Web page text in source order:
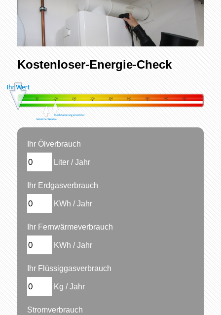
Kostenloser-Energie-Check
Ihr Ölverbrauch
Liter / Jahr
Ihr Erdgasverbrauch
KWh / Jahr
Ihr Fernwärmeverbrauch
KWh / Jahr
Ihr Flüssiggasverbrauch
Kg / Jahr
Stromverbrauch